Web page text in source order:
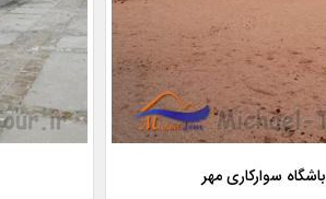
باشگاه سوارکاری مهر